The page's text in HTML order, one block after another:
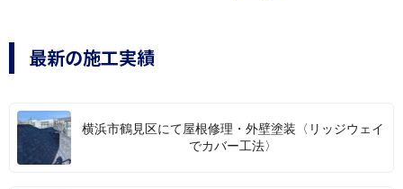
最新の施工実績
横浜市鶴見区にて屋根修理・外壁塗装〈リッジウェイ
でカバー工法〉